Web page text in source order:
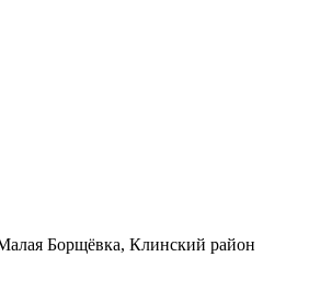
Борщёвка, Клинский район